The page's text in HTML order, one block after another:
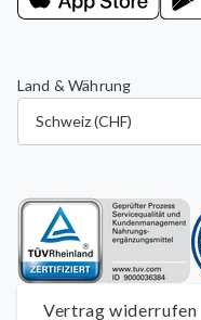
Land & Währung
Vertrag widerrufen